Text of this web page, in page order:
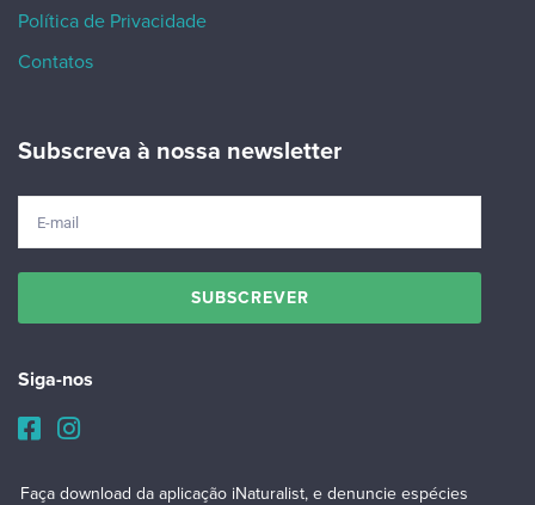
Política de Privacidade
Contatos
Subscreva à nossa newsletter
Siga-nos
Faça download da aplicação iNaturalist, e denuncie espécies